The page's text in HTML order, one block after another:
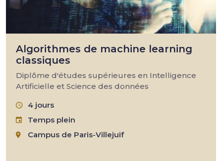
Algorithmes de machine learning
classiques
Diplôme d'études supérieures en Intelligence
Artificielle et Science des données
4 jours
Temps plein
Campus de Paris-Villejuif